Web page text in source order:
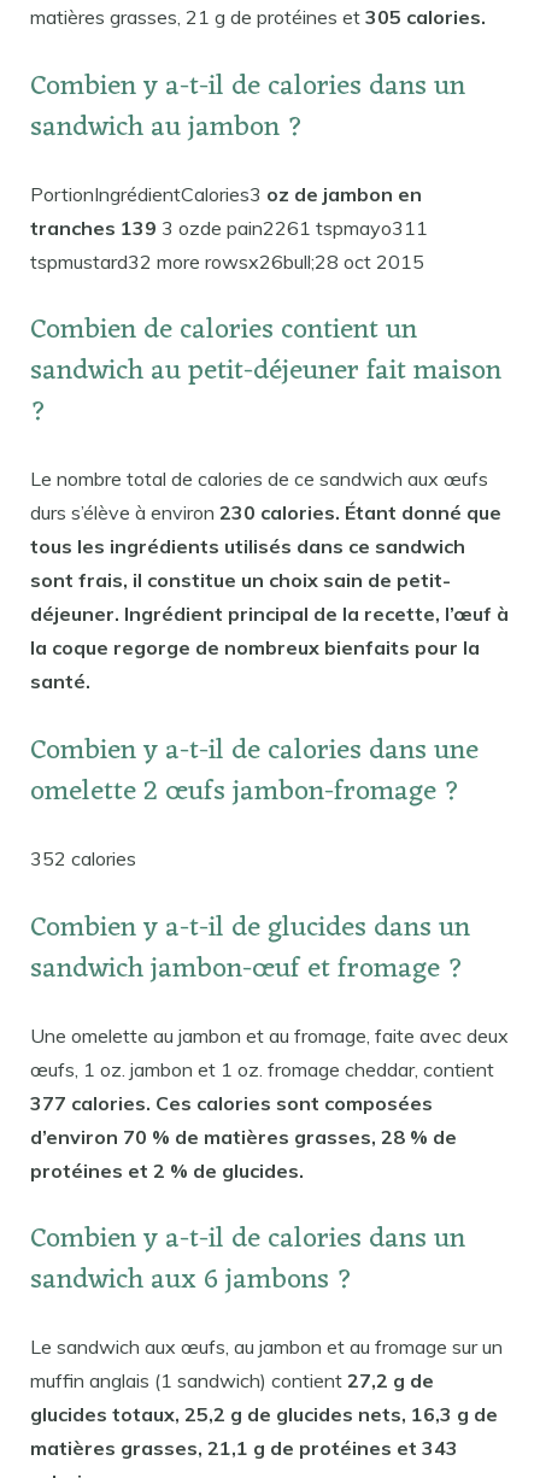
matières grasses, 21 g de protéines et 305 calories.
Combien y a-t-il de calories dans un
sandwich au jambon ?
PortionIngrédientCalories3 oz de jambon en
tranches 139 3 ozde pain2261 tspmayo311
tspmustard32 more rowsx26bull;28 oct 2015
Combien de calories contient un
sandwich au petit-déjeuner fait maison
?
Le nombre total de calories de ce sandwich aux œufs
durs s’élève à environ 230 calories. Étant donné que
tous les ingrédients utilisés dans ce sandwich
sont frais, il constitue un choix sain de petit-
déjeuner. Ingrédient principal de la recette, l’œuf à
la coque regorge de nombreux bienfaits pour la
santé.
Combien y a-t-il de calories dans une
omelette 2 œufs jambon-fromage ?
352 calories
Combien y a-t-il de glucides dans un
sandwich jambon-œuf et fromage ?
Une omelette au jambon et au fromage, faite avec deux
œufs, 1 oz. jambon et 1 oz. fromage cheddar, contient
377 calories. Ces calories sont composées
d’environ 70 % de matières grasses, 28 % de
protéines et 2 % de glucides.
Combien y a-t-il de calories dans un
sandwich aux 6 jambons ?
Le sandwich aux œufs, au jambon et au fromage sur un
muffin anglais (1 sandwich) contient 27,2 g de
glucides totaux, 25,2 g de glucides nets, 16,3 g de
matières grasses, 21,1 g de protéines et 343